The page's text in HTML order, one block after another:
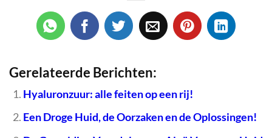
Gerelateerde Berichten:
Hyaluronzuur: alle feiten op een rij!
Een Droge Huid, de Oorzaken en de Oplossingen!